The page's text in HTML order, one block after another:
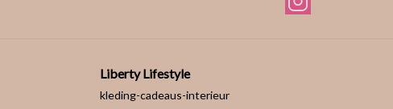
Liberty Lifestyle
kleding-cadeaus-interieur